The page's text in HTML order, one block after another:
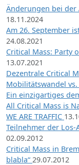
Änderungen bei
18.11.2024
Am 26. September
24.08.2021
Critical Mass: Party
13.07.2021
Dezentrale Critical
Mobilitätswandel
Ein einzigartiges
All Critical Mass is
WE ARE TRAFFIC
Teilnehmer der
02.09.2012
Critical Mass in
blabla“ 29.07.2012